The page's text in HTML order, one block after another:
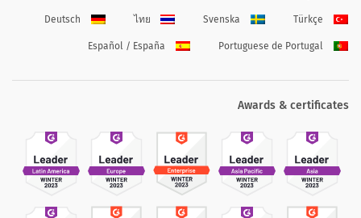
Türkçe
Svenska
ไทย
Deutsch
Portuguese de Portugal
Español / España
Awards & certificates